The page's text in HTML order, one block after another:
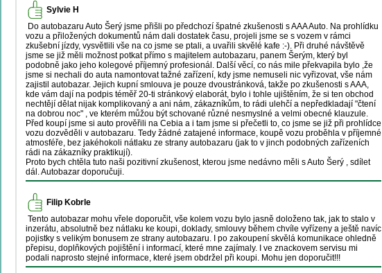
Sylvie H
Do autobazaru Auto Šerý jsme přišli po předchozí špatné zkušenosti s AAA Auto. Na prohlídku
vozu a přiložených dokumentů nám dali dostatek času, projeli jsme se s vozem v rámci
zkušební jízdy, vysvětlili vše na co jsme se ptali, a uvařili skvělé kafe :-). Při druhé návštěvě
jsme se již měli možnost potkat přímo s majitelem autobazaru, panem Šerým, který byl
podobně jako jeho kolegové příjemný profesionál. Další věcí, co nás mile překvapila bylo ,že
jsme si nechali do auta namontovat tažné zařízení, kdy jsme nemuseli nic vyřizovat, vše nám
zajistil autobazar. Jejich kupní smlouva je pouze dvoustránková, takže po zkušenosti s AAA,
kde vám dají na podpis téměř 20-ti stránkový elaborát, bylo i tohle ujištěním, že si ten obchod
nechtějí dělat nijak komplikovaný a ani nám, zákazníkům, to rádi ulehčí a nepředkladají "čtení
na dobrou noc" , ve kterém můžou být schované různé nesmyslné a velmi obecné klauzule.
Před koupí jsme si auto prověřili na Cebia a i tam jsme si přečetli to, co jsme se již při prohlídce
vozu dozvěděli v autobazaru. Tedy žádné zatajené informace, koupě vozu proběhla v příjemné
atmosféře, bez jakéhokoli nátlaku ze strany autobazaru (jak to v jinch podobných zařízeních
rádi na zákazníky praktikují).
Proto bych chtěla tuto naši pozitivní zkušenost, kterou jsme nedávno měli s Auto Šerý , sdílet
dál. Autobazar doporučuji.
Filip Kobrle
Tento autobazar mohu vřele doporučit, vše kolem vozu bylo jasně doloženo tak, jak to stalo v
inzerátu, absolutně bez nátlaku ke koupi, doklady, smlouvy během chvíle vyřízeny a ještě navíc
pojistky s velikým bonusem ze strany autobazaru. I po zakoupení skvělá komunikace ohledně
přepisu, doplňkových pojištění i informací, které mne zajímaly. I ve znackovem servisu mi
podali naprosto stejné informace, které jsem obdržel při koupi. Mohu jen doporučit!!!